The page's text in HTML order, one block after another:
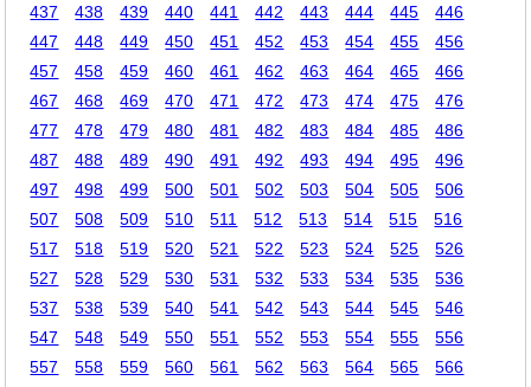
437
438 439 440 441 442 443 444 445
446
447
448 449 450 451 452 453 454 455
456
457
458 459 460 461 462 463 464 465
466
467
468 469 470 471 472 473 474 475
476
477
478 479 480 481 482 483 484 485
486
487
488 489 490 491 492 493 494 495
496
497
498 499 500 501 502 503 504 505
506
507
508 509 510 511 512 513 514 515
516
517
518 519 520 521 522 523 524 525
526
527
528 529 530 531 532 533 534 535
536
537
538 539 540 541 542 543 544 545
546
547
548 549 550 551 552 553 554 555
556
557
558 559 560 561 562 563 564 565
566